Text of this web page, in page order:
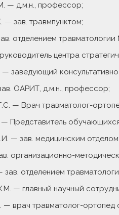
— д.м.н., профессор;
— зав. травмпунктом;
отделением
центра
заведующий
ОАРИТ, д.м.н., профессор;
— Врач травматолог-
Представитель
— зав. медицинским отделом;
организационно-
отделением
— главный научный
— врач травматолог-